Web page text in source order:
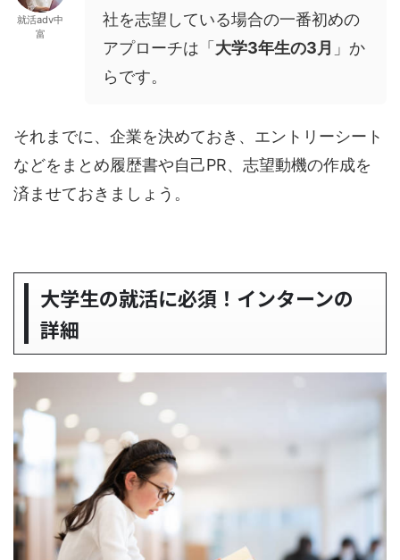
就活adv中
富
社を志望している場合の一番初めの
アプローチは「大学3年生の3月 」か
らです。
それまでに、企業を決めておき、エントリーシート
などをまとめ履歴書や自己PR、志望動機の作成を
済ませておきましょう。
大学生の就活に必須！インターンの
詳細